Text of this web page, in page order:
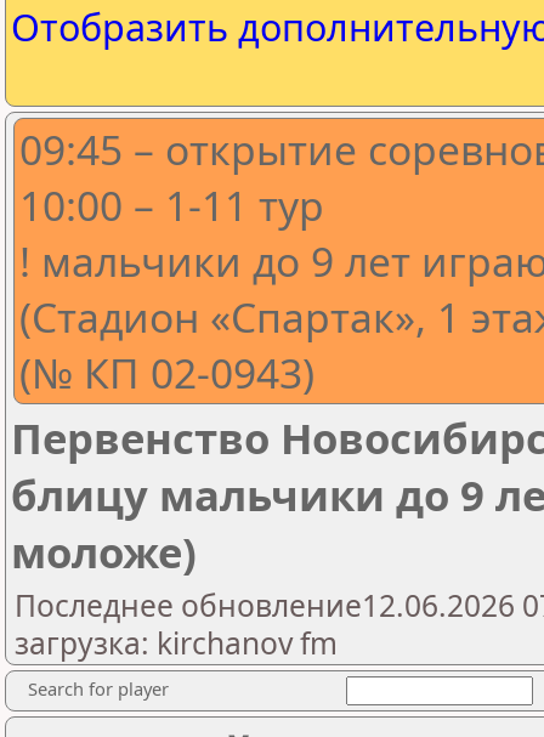
Отобразить
09:45 – открытие
10:00 – 1-11 тур
! мальчики до 9 лет
(Стадион «Спартак», 1
(№ КП 02-0943)
Первенство
блицу мальчики до 9
моложе)
Последнее обновление12.06.2026
загрузка: kirchanov fm
Search for player